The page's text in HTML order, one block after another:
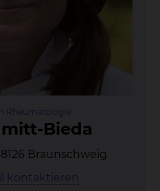
Rheumatologie
Bie­da
Braunschweig
kontaktieren